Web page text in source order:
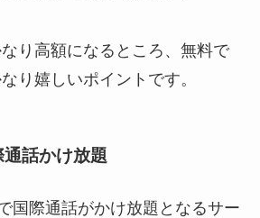
り高額になるところ、無料で
り嬉しいポイントです。
話かけ放題
国際通話がかけ放題となるサー